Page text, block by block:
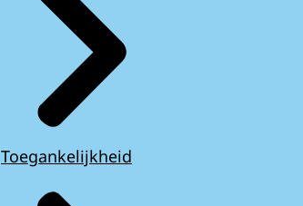
Toegankelijkheid